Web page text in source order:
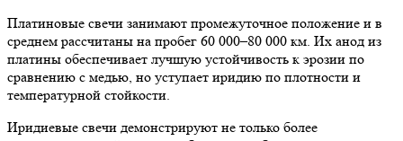
Платиновые свечи занимают промежуточное положение и в
среднем рассчитаны на пробег 60 000–80 000 км. Их анод из
платины обеспечивает лучшую устойчивость к эрозии по
сравнению с медью, но уступает иридию по плотности и
температурной стойкости.
Иридиевые свечи демонстрируют не только более